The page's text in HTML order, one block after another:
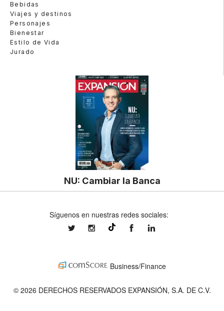
Bebidas
Viajes y destinos
Personajes
Bienestar
Estilo de Vida
Jurado
NU: Cambiar la Banca
Síguenos en nuestras redes sociales:
expansionmxexpansionmx ExpansionMex
Business/Finance
© 2026 DERECHOS RESERVADOS EXPANSIÓN, S.A. DE C.V.